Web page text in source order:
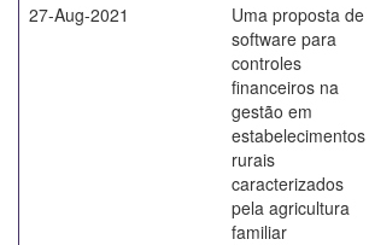
27-Aug-2021
Uma proposta de
software para
controles
financeiros na
gestão em
estabelecimentos
rurais
caracterizados
pela agricultura
familiar